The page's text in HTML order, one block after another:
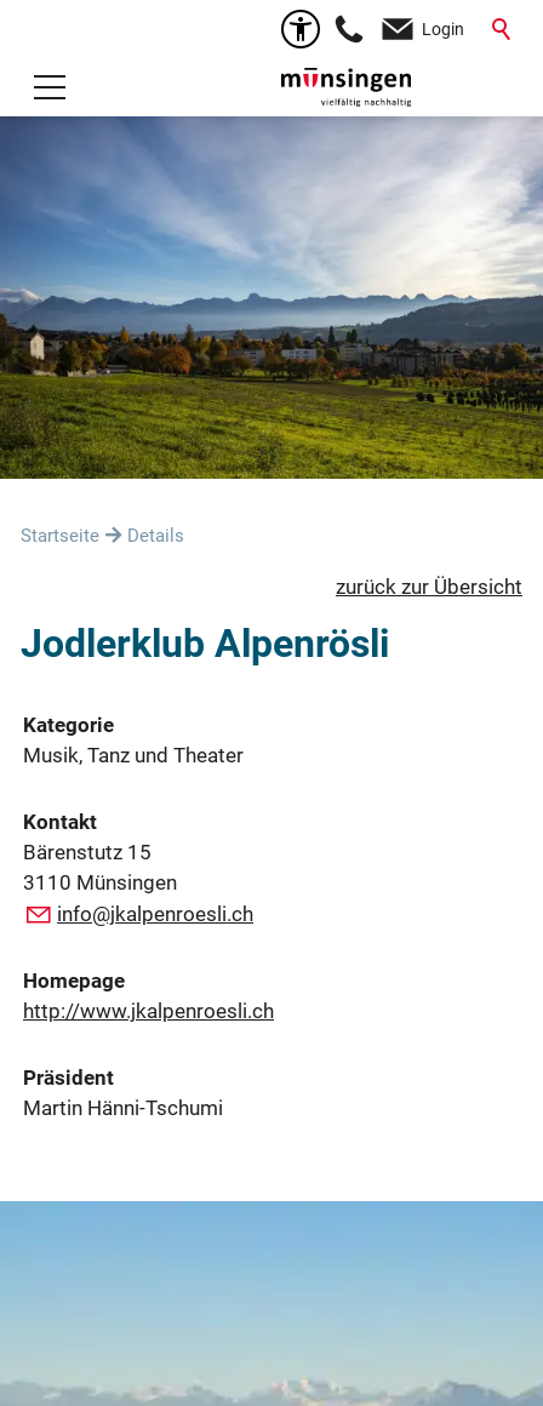
Login
Startseite Details
zurück zur Übersicht
Jodlerklub Alpenrösli
Kategorie
Musik, Tanz und Theater
Kontakt
Bärenstutz 15
3110 Münsingen
info@jkalpenroesli.ch
Homepage
http://www.jkalpenroesli.ch
Präsident
Martin Hänni-Tschumi